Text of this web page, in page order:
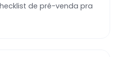
de pré-venda pra